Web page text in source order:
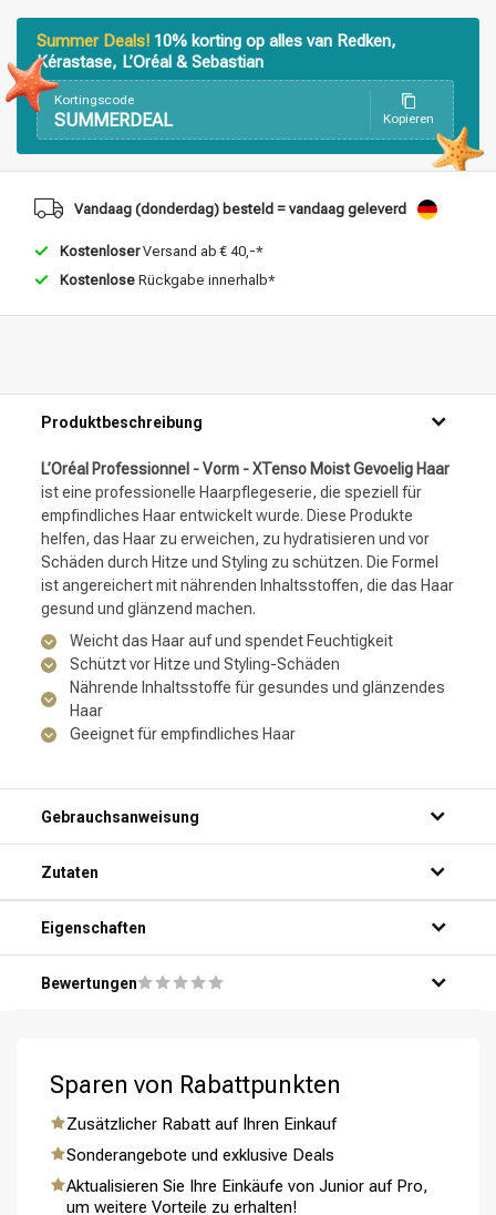
Stylingprodukte Haarfärbung
Summer Deals! 10% korting op alles van Redken,
Kérastase, L’Oréal & Sebastian
Kortingscode
SUMMERDEAL Kopieren
Vandaag (donderdag) besteld = vandaag geleverd
KostenloserVersand ab € 40,-*
Kostenlose Rückgabe innerhalb*
Produktbeschreibung
L’Oréal Professionnel - Vorm - XTenso Moist Gevoelig Haar
ist eine professionelle Haarpflegeserie, die speziell für
empfindliches Haar entwickelt wurde. Diese Produkte
helfen, das Haar zu erweichen, zu hydratisieren und vor
Schäden durch Hitze und Styling zu schützen. Die Formel
ist angereichert mit nährenden Inhaltsstoffen, die das Haar
gesund und glänzend machen.
Weicht das Haar auf und spendet Feuchtigkeit
Schützt vor Hitze und Styling-Schäden
Nährende Inhaltsstoffe für gesundes und glänzendes
Haar
Geeignet für empfindliches Haar
Gebrauchsanweisung
empfindliches Haar.
Schritt 2: Tragen Sie einen Conditioner für empfindliches
Haar auf.
empfindliches Haar auf.
Schritt 4: Teilen Sie das Haar in kleine Abschnitte auf.
Zutaten
Eigenschaften
Bewertungen
Sparen von Rabattpunkten
Zusätzlicher Rabatt auf Ihren Einkauf
Sonderangebote und exklusive Deals
Aktualisieren Sie Ihre Einkäufe von Junior auf Pro,
um weitere Vorteile zu erhalten!